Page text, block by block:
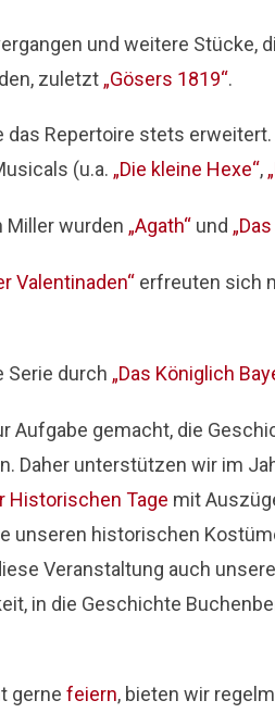
und weitere Stücke,
zuletzt „Gösers 1819“.
das Repertoire stets
(u.a. „Die kleine Hexe“,
Miller wurden „Agath“und
Valentinaden“erfreuten sich
Serie durch „Das Königlich
Aufgabe gemacht, die
Daher unterstützen wir im
Historischen Tage mit
unseren historischen
Veranstaltung auch
in die Geschichte
gerne feiern, bieten wir